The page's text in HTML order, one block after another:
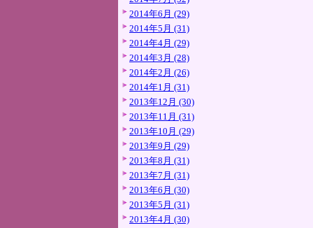
2014年6月 (29)
2014年5月 (31)
2014年4月 (29)
2014年3月 (28)
2014年2月 (26)
2014年1月 (31)
2013年12月 (30)
2013年11月 (31)
2013年10月 (29)
2013年9月 (29)
2013年8月 (31)
2013年7月 (31)
2013年6月 (30)
2013年5月 (31)
2013年4月 (30)